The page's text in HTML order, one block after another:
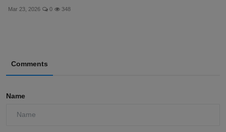
Mar 23, 2026 0 348
Comments
Name